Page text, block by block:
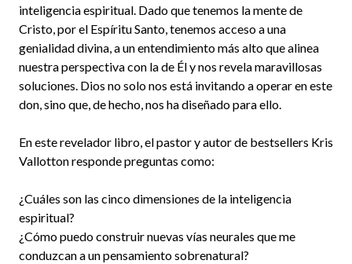
inteligencia espiritual. Dado que tenemos la mente de
Cristo, por el Espíritu Santo, tenemos acceso a una
genialidad divina, a un entendimiento más alto que alinea
nuestra perspectiva con la de Él y nos revela maravillosas
soluciones. Dios no solo nos está invitando a operar en este
don, sino que, de hecho, nos ha diseñado para ello.
En este revelador libro, el pastor y autor de bestsellers Kris
Vallotton responde preguntas como:
¿Cuáles son las cinco dimensiones de la inteligencia
espiritual?
¿Cómo puedo construir nuevas vías neurales que me
conduzcan a un pensamiento sobrenatural?